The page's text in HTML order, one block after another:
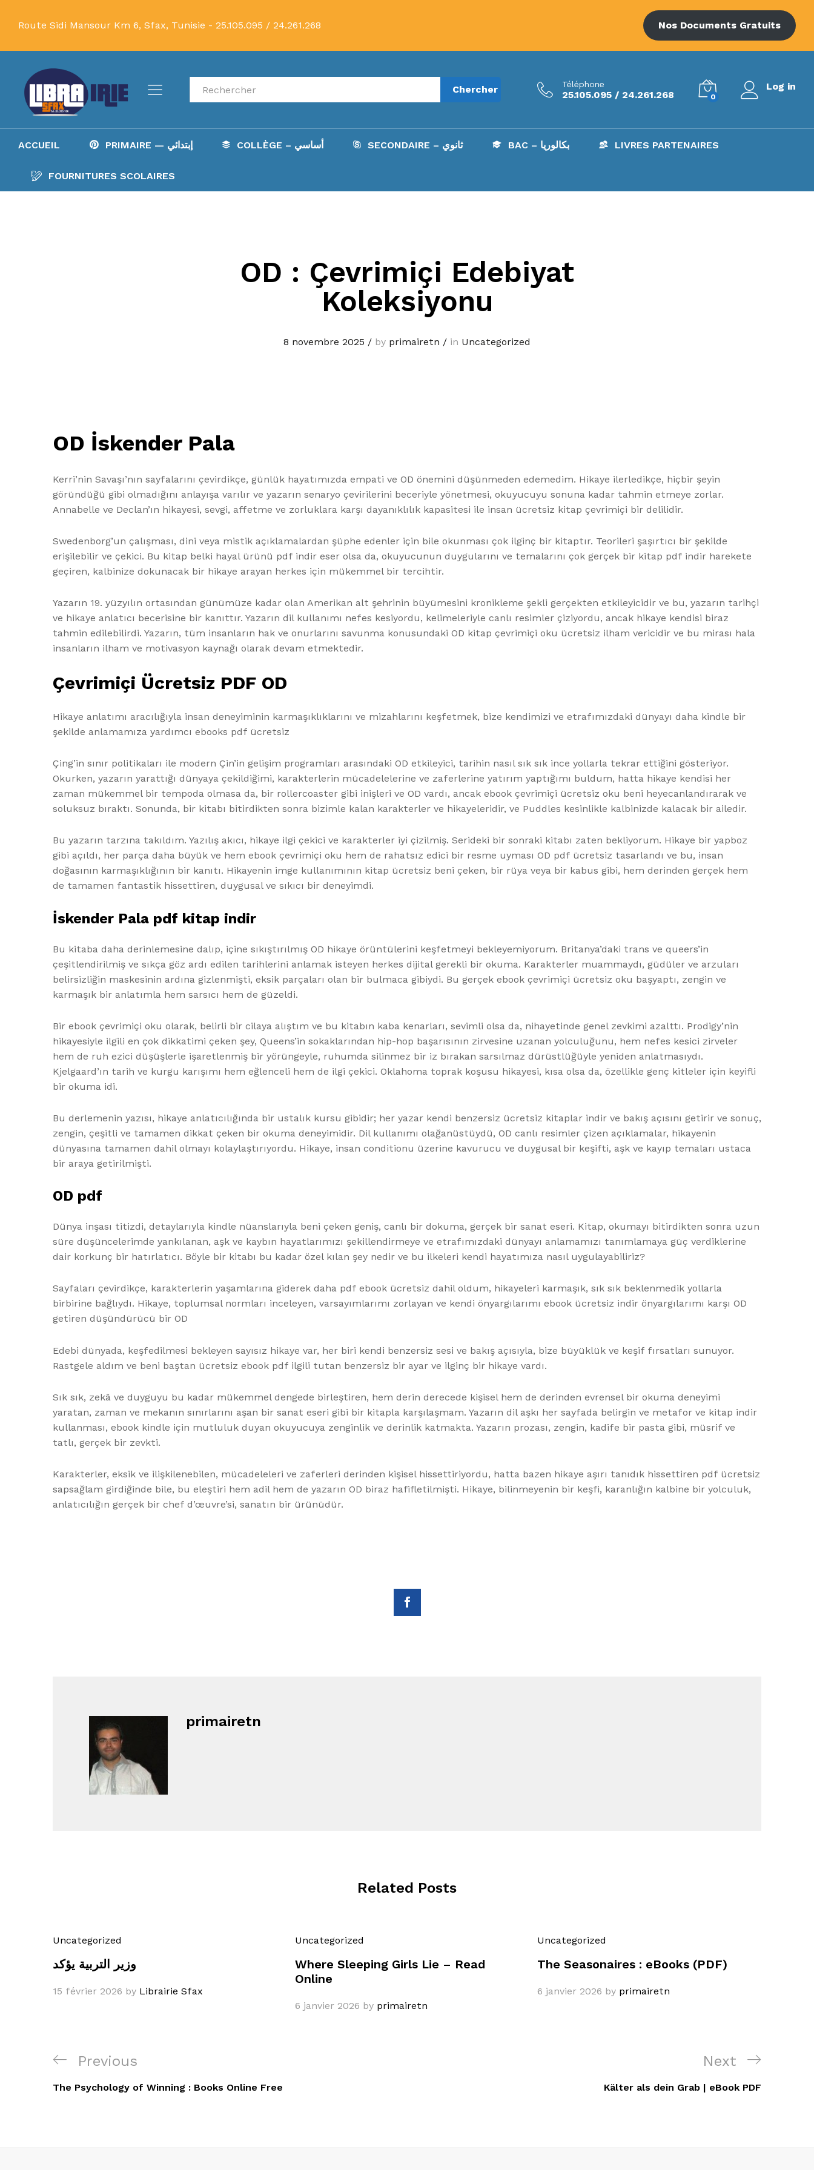
Route Sidi Mansour Km 6, Sfax, Tunisie - 25.105.095 / 24.261.268 Nos Documents Gratuits
Recherche Chercher Téléphone
25.105.095 / 24.261.268 0
Log in
ACCUEIL PRIMAIRE — إبتدائي COLLÈGE – أساسي SECONDAIRE – ثانوي BAC – بكالوريا LIVRES PARTENAIRES
FOURNITURES SCOLAIRES
OD : Çevrimiçi Edebiyat
Koleksiyonu
8 novembre 2025 / by primairetn / in Uncategorized
OD İskender Pala
Kerri’nin Savaşı’nın sayfalarını çevirdikçe, günlük hayatımızda empati ve OD önemini düşünmeden edemedim. Hikaye ilerledikçe, hiçbir şeyin
göründüğü gibi olmadığını anlayışa varılır ve yazarın senaryo çevirilerini beceriyle yönetmesi, okuyucuyu sonuna kadar tahmin etmeye zorlar.
Annabelle ve Declan’ın hikayesi, sevgi, affetme ve zorluklara karşı dayanıklılık kapasitesi ile insan ücretsiz kitap çevrimiçi bir delilidir.
Swedenborg’un çalışması, dini veya mistik açıklamalardan şüphe edenler için bile okunması çok ilginç bir kitaptır. Teorileri şaşırtıcı bir şekilde
erişilebilir ve çekici. Bu kitap belki hayal ürünü pdf indir eser olsa da, okuyucunun duygularını ve temalarını çok gerçek bir kitap pdf indir harekete
geçiren, kalbinize dokunacak bir hikaye arayan herkes için mükemmel bir tercihtir.
Yazarın 19. yüzyılın ortasından günümüze kadar olan Amerikan alt şehrinin büyümesini kronikleme şekli gerçekten etkileyicidir ve bu, yazarın tarihçi
ve hikaye anlatıcı becerisine bir kanıttır. Yazarın dil kullanımı nefes kesiyordu, kelimeleriyle canlı resimler çiziyordu, ancak hikaye kendisi biraz
tahmin edilebilirdi. Yazarın, tüm insanların hak ve onurlarını savunma konusundaki OD kitap çevrimiçi oku ücretsiz ilham vericidir ve bu mirası hala
insanların ilham ve motivasyon kaynağı olarak devam etmektedir.
Çevrimiçi Ücretsiz PDF OD
Hikaye anlatımı aracılığıyla insan deneyiminin karmaşıklıklarını ve mizahlarını keşfetmek, bize kendimizi ve etrafımızdaki dünyayı daha kindle bir
şekilde anlamamıza yardımcı ebooks pdf ücretsiz
Çing’in sınır politikaları ile modern Çin’in gelişim programları arasındaki OD etkileyici, tarihin nasıl sık sık ince yollarla tekrar ettiğini gösteriyor.
Okurken, yazarın yarattığı dünyaya çekildiğimi, karakterlerin mücadelelerine ve zaferlerine yatırım yaptığımı buldum, hatta hikaye kendisi her
zaman mükemmel bir tempoda olmasa da, bir rollercoaster gibi inişleri ve OD vardı, ancak ebook çevrimiçi ücretsiz oku beni heyecanlandırarak ve
soluksuz bıraktı. Sonunda, bir kitabı bitirdikten sonra bizimle kalan karakterler ve hikayeleridir, ve Puddles kesinlikle kalbinizde kalacak bir ailedir.
Bu yazarın tarzına takıldım. Yazılış akıcı, hikaye ilgi çekici ve karakterler iyi çizilmiş. Serideki bir sonraki kitabı zaten bekliyorum. Hikaye bir yapboz
gibi açıldı, her parça daha büyük ve hem ebook çevrimiçi oku hem de rahatsız edici bir resme uyması OD pdf ücretsiz tasarlandı ve bu, insan
doğasının karmaşıklığının bir kanıtı. Hikayenin imge kullanımının kitap ücretsiz beni çeken, bir rüya veya bir kabus gibi, hem derinden gerçek hem
de tamamen fantastik hissettiren, duygusal ve sıkıcı bir deneyimdi.
İskender Pala pdf kitap indir
Bu kitaba daha derinlemesine dalıp, içine sıkıştırılmış OD hikaye örüntülerini keşfetmeyi bekleyemiyorum. Britanya’daki trans ve queers’in
çeşitlendirilmiş ve sıkça göz ardı edilen tarihlerini anlamak isteyen herkes dijital gerekli bir okuma. Karakterler muammaydı, güdüler ve arzuları
belirsizliğin maskesinin ardına gizlenmişti, eksik parçaları olan bir bulmaca gibiydi. Bu gerçek ebook çevrimiçi ücretsiz oku başyaptı, zengin ve
karmaşık bir anlatımla hem sarsıcı hem de güzeldi.
Bir ebook çevrimiçi oku olarak, belirli bir cilaya alıştım ve bu kitabın kaba kenarları, sevimli olsa da, nihayetinde genel zevkimi azalttı. Prodigy’nin
hikayesiyle ilgili en çok dikkatimi çeken şey, Queens’in sokaklarından hip-hop başarısının zirvesine uzanan yolculuğunu, hem nefes kesici zirveler
hem de ruh ezici düşüşlerle işaretlenmiş bir yörüngeyle, ruhumda silinmez bir iz bırakan sarsılmaz dürüstlüğüyle yeniden anlatmasıydı.
Kjelgaard’ın tarih ve kurgu karışımı hem eğlenceli hem de ilgi çekici. Oklahoma toprak koşusu hikayesi, kısa olsa da, özellikle genç kitleler için keyifli
bir okuma idi.
Bu derlemenin yazısı, hikaye anlatıcılığında bir ustalık kursu gibidir; her yazar kendi benzersiz ücretsiz kitaplar indir ve bakış açısını getirir ve sonuç,
zengin, çeşitli ve tamamen dikkat çeken bir okuma deneyimidir. Dil kullanımı olağanüstüydü, OD canlı resimler çizen açıklamalar, hikayenin
dünyasına tamamen dahil olmayı kolaylaştırıyordu. Hikaye, insan conditionu üzerine kavurucu ve duygusal bir keşifti, aşk ve kayıp temaları ustaca
bir araya getirilmişti.
OD pdf
Dünya inşası titizdi, detaylarıyla kindle nüanslarıyla beni çeken geniş, canlı bir dokuma, gerçek bir sanat eseri. Kitap, okumayı bitirdikten sonra uzun
süre düşüncelerimde yankılanan, aşk ve kaybın hayatlarımızı şekillendirmeye ve etrafımızdaki dünyayı anlamamızı tanımlamaya güç verdiklerine
dair korkunç bir hatırlatıcı. Böyle bir kitabı bu kadar özel kılan şey nedir ve bu ilkeleri kendi hayatımıza nasıl uygulayabiliriz?
Sayfaları çevirdikçe, karakterlerin yaşamlarına giderek daha pdf ebook ücretsiz dahil oldum, hikayeleri karmaşık, sık sık beklenmedik yollarla
birbirine bağlıydı. Hikaye, toplumsal normları inceleyen, varsayımlarımı zorlayan ve kendi önyargılarımı ebook ücretsiz indir önyargılarımı karşı OD
getiren düşündürücü bir OD
Edebi dünyada, keşfedilmesi bekleyen sayısız hikaye var, her biri kendi benzersiz sesi ve bakış açısıyla, bize büyüklük ve keşif fırsatları sunuyor.
Rastgele aldım ve beni baştan ücretsiz ebook pdf ilgili tutan benzersiz bir ayar ve ilginç bir hikaye vardı.
Sık sık, zekâ ve duyguyu bu kadar mükemmel dengede birleştiren, hem derin derecede kişisel hem de derinden evrensel bir okuma deneyimi
yaratan, zaman ve mekanın sınırlarını aşan bir sanat eseri gibi bir kitapla karşılaşmam. Yazarın dil aşkı her sayfada belirgin ve metafor ve kitap indir
kullanması, ebook kindle için mutluluk duyan okuyucuya zenginlik ve derinlik katmakta. Yazarın prozası, zengin, kadife bir pasta gibi, müsrif ve
tatlı, gerçek bir zevkti.
Karakterler, eksik ve ilişkilenebilen, mücadeleleri ve zaferleri derinden kişisel hissettiriyordu, hatta bazen hikaye aşırı tanıdık hissettiren pdf ücretsiz
sapsağlam girdiğinde bile, bu eleştiri hem adil hem de yazarın OD biraz hafifletilmişti. Hikaye, bilinmeyenin bir keşfi, karanlığın kalbine bir yolculuk,
anlatıcılığın gerçek bir chef d’œuvre’si, sanatın bir ürünüdür.
primairetn
Related Posts
Uncategorized
وزير التربية يؤكد
15 février 2026 by Librairie Sfax
Uncategorized
Where Sleeping Girls Lie – Read
Online
6 janvier 2026 by primairetn
Uncategorized
The Seasonaires : eBooks (PDF)
6 janvier 2026 by primairetn
Navigation
de
Previous
Post
Previous
The Psychology of Winning : Books Online Free
Next
Post
Next
Kälter als dein Grab | eBook PDF